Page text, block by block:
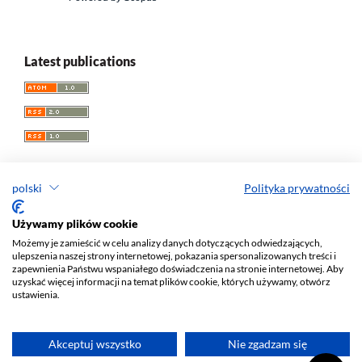
polski Polityka prywatności
Używamy plików cookie
Możemy je zamieścić w celu analizy danych dotyczących odwiedzających,
ulepszenia naszej strony internetowej, pokazania spersonalizowanych treści i
zapewnienia Państwu wspaniałego doświadczenia na stronie internetowej. Aby
uzyskać więcej informacji na temat plików cookie, których używamy, otwórz
ustawienia.
Akceptuj wszystko Nie zgadzam się
Latest publications
Przegląd Socjologii Jakościowej
e-ISSN 1733-8069
Redaktor naczelny: Krzysztof Tomasz Konecki
Wydawca: Wydawnictwo Uniwersytetu Łódzkiego (www)
Biuro:
journals@uni.lodz.pl